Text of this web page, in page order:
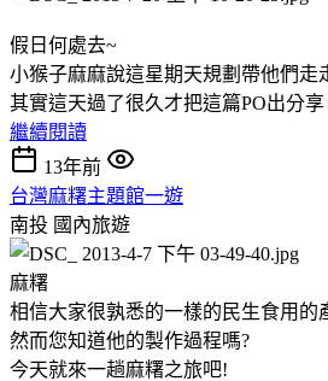
假日何處去~
小猴子麻麻說這星期天規劃帶他們走
其實這天過了很久才把這篇PO出分享
繼續閱讀
13年前
台灣麻糬主題館一遊
南投 國內旅遊
麻糬
相信大家很孰悉的一樣的民生食用的
然而您知道他的製作過程嗎?
今天就來一趟麻糬之旅吧!